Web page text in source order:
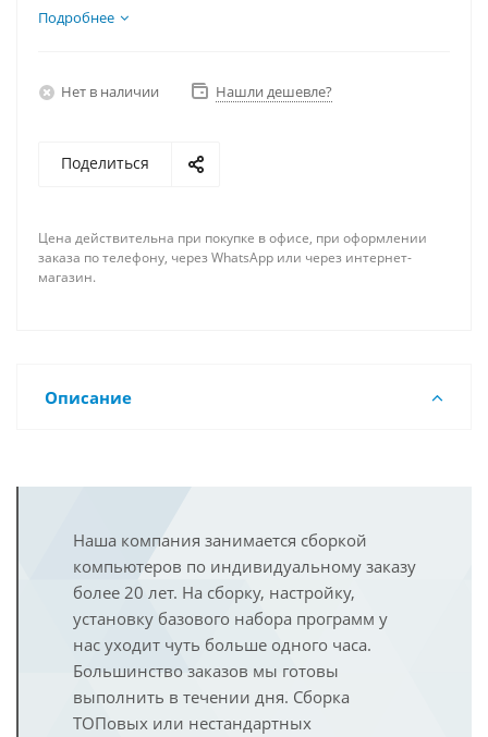
E, Видеокарта RTX 4060Ti 8Гб, Память DDR4 16Gb,
Подробнее
Нет в наличии Нашли дешевле?
Поделиться
Цена действительна при покупке в офисе, при оформлении
заказа по телефону, через WhatsApp или через интернет-
магазин.
Описание
Наша компания занимается сборкой
компьютеров по индивидуальному заказу
более 20 лет. На сборку, настройку,
установку базового набора программ у
нас уходит чуть больше одного часа.
Большинство заказов мы готовы
выполнить в течении дня. Сборка
ТОПовых или нестандартных